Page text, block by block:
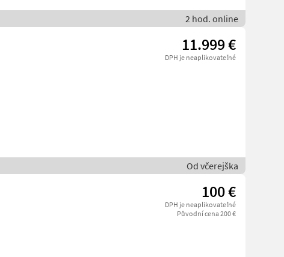
2 hod. online
11.999 €
DPH je neaplikovateľné
Od včerejška
100 €
DPH je neaplikovateľné
Původní cena 200 €